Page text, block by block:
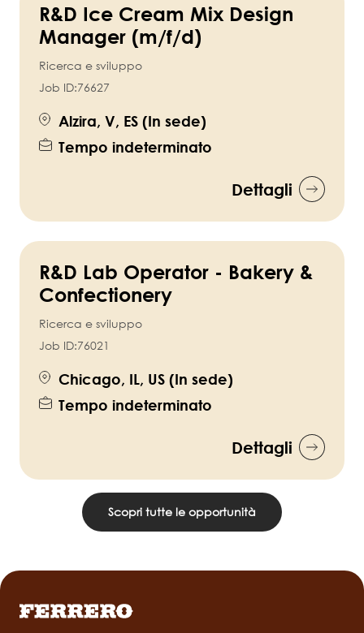
R&D Ice Cream Mix Design
Manager (m/f/d)
Ricerca e sviluppo
Job ID:76627
Alzira, V, ES (In sede)
Tempo indeterminato
Dettagli
R&D Lab Operator - Bakery &
Confectionery
Ricerca e sviluppo
Job ID:76021
Chicago, IL, US (In sede)
Tempo indeterminato
Dettagli
Scopri tutte le opportunità